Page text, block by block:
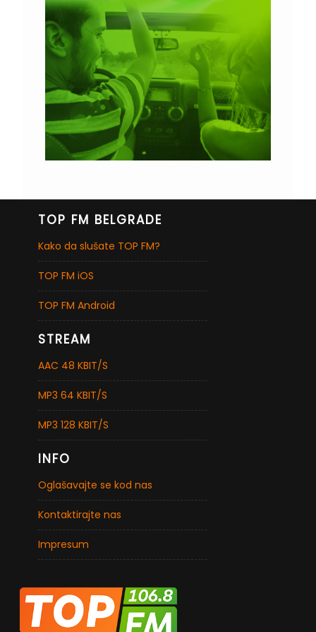
TOP FM BELGRADE
Kako da slušate TOP FM?
TOP FM iOS
TOP FM Android
STREAM
AAC 48 KBIT/S
MP3 64 KBIT/S
MP3 128 KBIT/S
INFO
Oglašavajte se kod nas
Kontaktirajte nas
Impresum